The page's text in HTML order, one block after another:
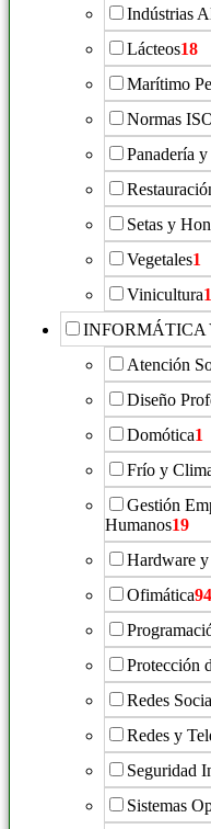
Indústrias
Lácteos18
Marítimo
Normas
Panadería
Setas y
Vegetales1
Vinicultura
INFORMÁTICA
Atención
Diseño
Domótica1
Frío y
Gestión
Humanos19
Hardware
Ofimática94
Protección
Redes
Redes y
Seguridad
Sistemas